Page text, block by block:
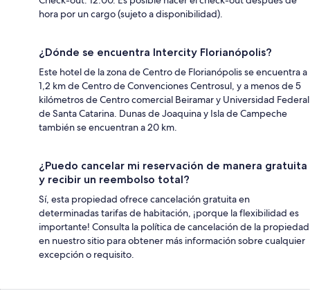
hora por un cargo (sujeto a disponibilidad).
¿Dónde se encuentra Intercity Florianópolis?
Este hotel de la zona de Centro de Florianópolis se encuentra a
1,2 km de Centro de Convenciones Centrosul, y a menos de 5
kilómetros de Centro comercial Beiramar y Universidad Federal
de Santa Catarina. Dunas de Joaquina y Isla de Campeche
también se encuentran a 20 km.
¿Puedo cancelar mi reservación de manera gratuita
y recibir un reembolso total?
Sí, esta propiedad ofrece cancelación gratuita en
determinadas tarifas de habitación, ¡porque la flexibilidad es
importante! Consulta la política de cancelación de la propiedad
en nuestro sitio para obtener más información sobre cualquier
excepción o requisito.